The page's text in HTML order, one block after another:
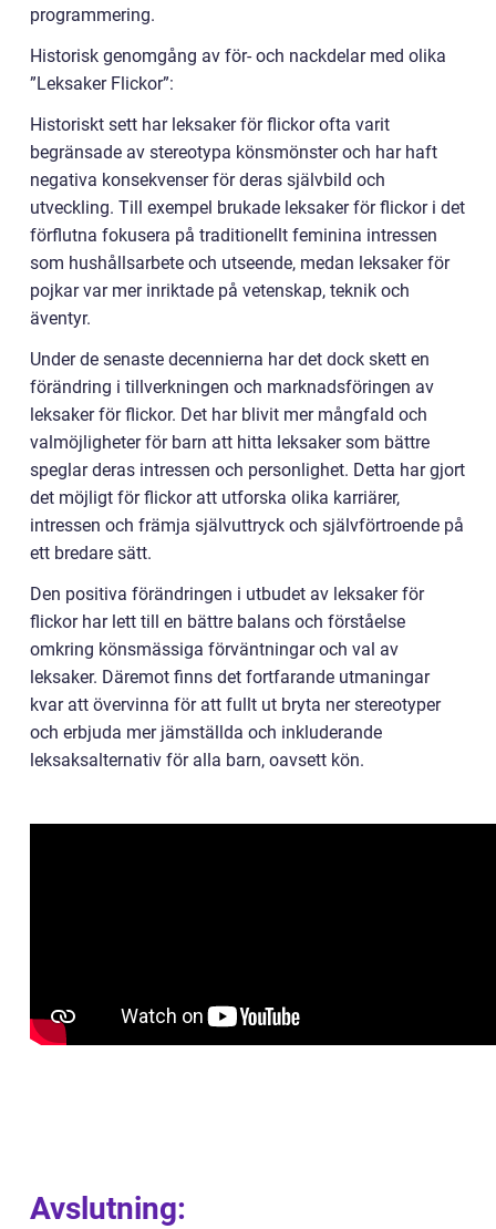
programmering.
Historisk genomgång av för- och nackdelar med olika
”Leksaker Flickor”:
Historiskt sett har leksaker för flickor ofta varit
begränsade av stereotypa könsmönster och har haft
negativa konsekvenser för deras självbild och
utveckling. Till exempel brukade leksaker för flickor i det
förflutna fokusera på traditionellt feminina intressen
som hushållsarbete och utseende, medan leksaker för
pojkar var mer inriktade på vetenskap, teknik och
äventyr.
Under de senaste decennierna har det dock skett en
förändring i tillverkningen och marknadsföringen av
leksaker för flickor. Det har blivit mer mångfald och
valmöjligheter för barn att hitta leksaker som bättre
speglar deras intressen och personlighet. Detta har gjort
det möjligt för flickor att utforska olika karriärer,
intressen och främja självuttryck och självförtroende på
ett bredare sätt.
Den positiva förändringen i utbudet av leksaker för
flickor har lett till en bättre balans och förståelse
omkring könsmässiga förväntningar och val av
leksaker. Däremot finns det fortfarande utmaningar
kvar att övervinna för att fullt ut bryta ner stereotyper
och erbjuda mer jämställda och inkluderande
leksaksalternativ för alla barn, oavsett kön.
Avslutning: